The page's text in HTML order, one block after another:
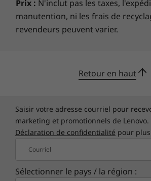
Prix : N'inclut pas les taxes,
manutention, ni les frais de
revendeurs peuvent varier.
Retour en haut
Saisir votre adresse courriel pour
marketing et promotionnels de
Déclaration de confidentialité pour
Courriel
Sélectionner le pays / la région :